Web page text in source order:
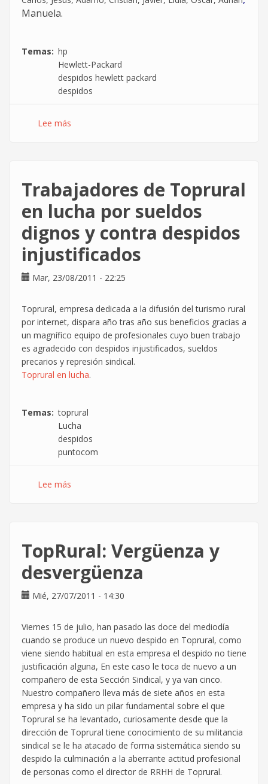
Manuela.
Temas
hp
Hewlett-Packard
despidos hewlett packard
despidos
Lee más
Octubre
2011:
Hay
algo
aquí
que
mal
Trabajadores de Toprural
en lucha por sueldos
dignos y contra despidos
injustificados
Mar, 23/08/2011 - 22:25
Toprural, empresa dedicada a la difusión del turismo rural
por internet, dispara año tras año sus beneficios gracias a
un magnífico equipo de profesionales cuyo buen trabajo
es agradecido con despidos injustificados, sueldos
precarios y represión sindical.
Toprural en lucha.
Temas
toprural
Lucha
despidos
puntocom
Lee más
lucha
sueldos
y
despidos
injustificados
TopRural: Vergüenza y
desvergüenza
Mié, 27/07/2011 - 14:30
Viernes 15 de julio, han pasado las doce del mediodía
cuando se produce un nuevo despido en Toprural, como
viene siendo habitual en esta empresa el despido no tiene
justificación alguna, En este caso le toca de nuevo a un
compañero de esta Sección Sindical, y ya van cinco.
Nuestro compañero lleva más de siete años en esta
empresa y ha sido un pilar fundamental sobre el que
Toprural se ha levantado, curiosamente desde que la
dirección de Toprural tiene conocimiento de su militancia
sindical se le ha atacado de forma sistemática siendo su
despido la culminación a la aberrante actitud profesional
de personas como el director de RRHH de Toprural.